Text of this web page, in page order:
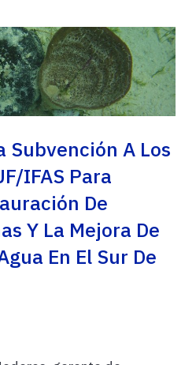
Subvención A Los
IFAS Para
De
Y La Mejora De
En El Sur De